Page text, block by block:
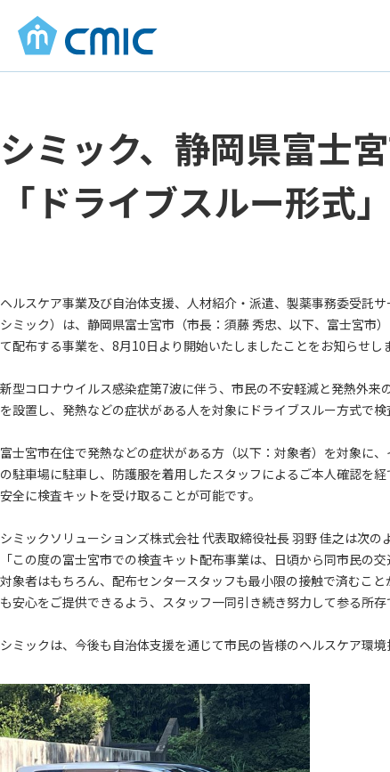
シミック、静岡県富士
「ドライブスルー形式
ヘルスケア事業及び自治体支援、人材紹介・派遣、製薬事務委受託
シミック）は、静岡県富士宮市（市長：須藤 秀忠、以下、富士宮市
て配布する事業を、8月10日より開始いたしましたことをお知らせし
新型コロナウイルス感染症第7波に伴う、市民の不安軽減と発熱外来
を設置し、発熱などの症状がある人を対象にドライブスルー方式で
富士宮市在住で発熱などの症状がある方（以下：対象者）を対象に
の駐車場に駐車し、防護服を着用したスタッフによるご本人確認を
安全に検査キットを受け取ることが可能です。
シミックソリューションズ株式会社 代表取締役社長 羽野 佳之は次の
「この度の富士宮市での検査キット配布事業は、日頃から同市民の
対象者はもちろん、配布センタースタッフも最小限の接触で済むこ
も安心をご提供できるよう、スタッフ一同引き続き努力して参る所存
シミックは、今後も自治体支援を通じて市民の皆様のヘルスケア環境